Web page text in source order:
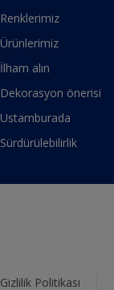
Renklerimiz
Ürünlerimiz
İlham alın
Dekorasyon önerisi
Ustamburada
Sürdürülebilirlik
Gizlilik Politikası